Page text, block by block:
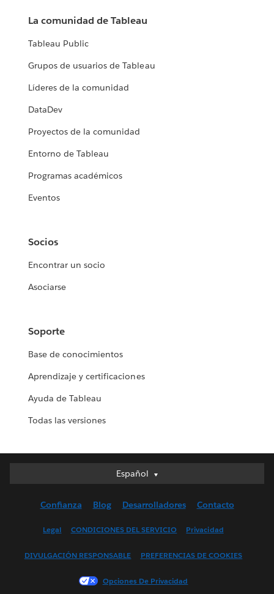
La comunidad de Tableau
Tableau Public
Grupos de usuarios de Tableau
Líderes de la comunidad
DataDev
Proyectos de la comunidad
Entorno de Tableau
Programas académicos
Eventos
Socios
Encontrar un socio
Asociarse
Soporte
Base de conocimientos
Aprendizaje y certificaciones
Ayuda de Tableau
Todas las versiones
Español
Español
English (UK)
Français (France)
Confianza Blog Desarrolladores Contacto
Legal CONDICIONES DEL SERVICIO Privacidad
DIVULGACIÓN RESPONSABLE PREFERENCIAS DE COOKIES
Opciones De Privacidad